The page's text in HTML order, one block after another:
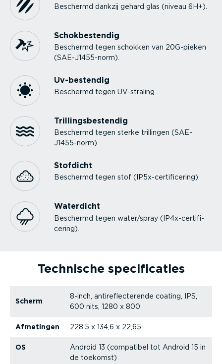
Beschermd dankzij gehard glas (niveau 6H+).
Schok­be­stendig
Beschermd tegen schokken van 20G-pieken
(SAE-J1455-norm).
Uv-be­stendig
Beschermd tegen UV-straling.
Trillings­be­stendig
Beschermd tegen sterke trillingen (SAE-
J1455-norm).
Stofdicht
Beschermd tegen stof (IP5x-cer­ti­fi­cering).
Waterdicht
Beschermd tegen water/spray (IP4x-cer­ti­fi­
cering).
Technische speci­fi­caties
Scherm
8-inch, antire­flec­te­rende coating, IPS,
600 nits, 1280 x 800
Afmetingen 228,5 x 134,6 x 22,65
OS
Android 13 (compatibel tot Android 15 in
de toekomst)